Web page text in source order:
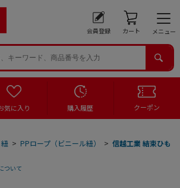
会員登録 カート メニュー
気に入り 購入履歴 クーポン
紐 > PPロープ（ビニール紐） > 信越工業 結束ひも
ついて